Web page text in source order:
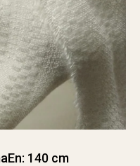
140 cm